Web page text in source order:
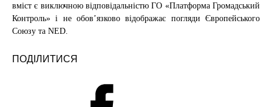
вміст є виключною відповідальністю ГО «Платформа Громадський
Контроль» і не обовʼязково відображає погляди Європейського
Союзу та NED.
ПОДІЛИТИСЯ